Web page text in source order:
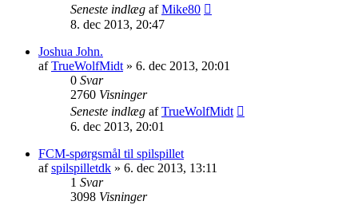
Seneste indlæg afMike80
8. dec 2013, 20:47
Joshua John.
afTrueWolfMidt » 6. dec 2013, 20:01
0 Svar
2760 Visninger
Seneste indlæg afTrueWolfMidt
6. dec 2013, 20:01
FCM-spørgsmål til spilspillet
afspilspilletdk » 6. dec 2013, 13:11
1 Svar
3098 Visninger